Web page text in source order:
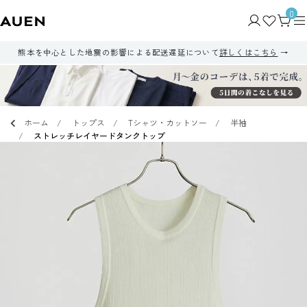
0
熊本を中心とした地震の影響による配送遅延について詳しくはこちら
ホーム トップス Tシャツ・カットソー
半袖
ストレッチレイヤードタンクトップ